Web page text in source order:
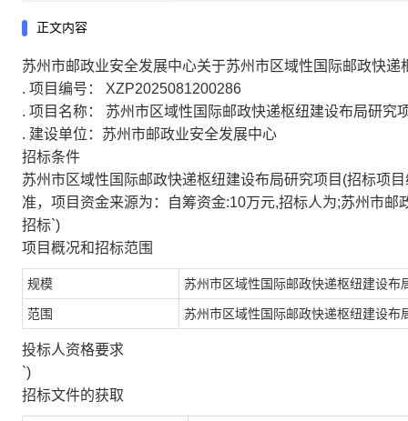
正文内容
苏州市邮政业安全发展中心关于苏州市区域性国际邮政快
. 项目编号： XZP2025081200286
. 项目名称： 苏州市区域性国际邮政快递枢纽建设布局研究
. 建设单位：苏州市邮政业安全发展中心
招标条件
苏州市区域性国际邮政快递枢纽建设布局研究项目(招标项
准，项目资金来源为：自筹资金:10万元,招标人为;苏州市
招标`)
项目概况和招标范围
规模 苏州市区域性国际邮政快递枢纽建设布
范围 苏州市区域性国际邮政快递枢纽建设布
投标人资格要求
`)
招标文件的获取